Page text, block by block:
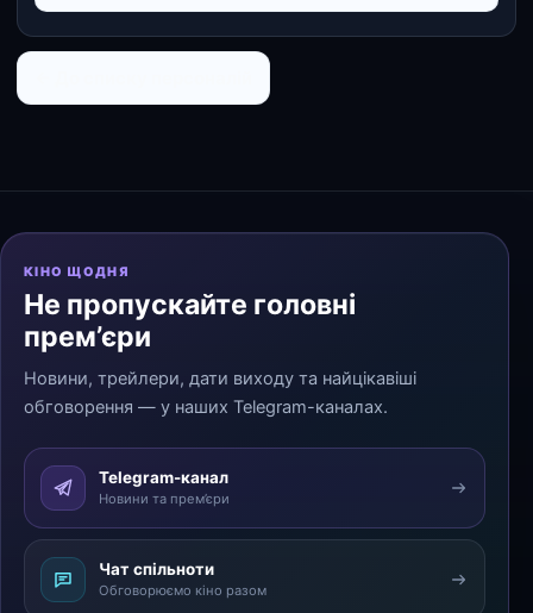
КІНО ЩОДНЯ
Не пропускайте головні
прем’єри
Новини, трейлери, дати виходу та найцікавіші
обговорення — у наших Telegram-каналах.
Telegram-канал
Новини та прем’єри
Чат спільноти
Обговорюємо кіно разом